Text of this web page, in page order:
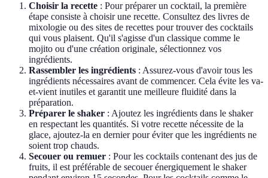
Choisir la recette : Pour préparer un cocktail, la première
étape consiste à choisir une recette. Consultez des livres de
mixologie ou des sites de recettes pour trouver des cocktails
qui vous plaisent. Qu'il s'agisse d'un classique comme le
mojito ou d'une création originale, sélectionnez vos
ingrédients.
Rassembler les ingrédients : Assurez-vous d'avoir tous les
ingrédients nécessaires avant de commencer. Cela évite les va-
et-vient inutiles et garantit une meilleure fluidité dans la
préparation.
Préparer le shaker : Ajoutez les ingrédients dans le shaker
en respectant les quantités. Si votre recette nécessite de la
glace, ajoutez-la en dernier pour éviter que les ingrédients ne
soient trop chauds.
Secouer ou remuer : Pour les cocktails contenant des jus de
fruits, il est préférable de secouer énergiquement le shaker